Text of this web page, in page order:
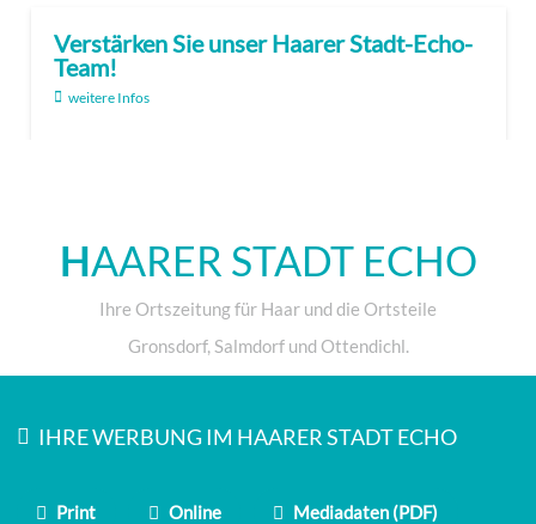
Verstärken Sie unser Haarer Stadt-Echo-
Team!
weitere Infos
HAARER STADT ECHO
Ihre Ortszeitung für Haar und die Ortsteile
Gronsdorf, Salmdorf und Ottendichl.
IHRE WERBUNG IM HAARER STADT ECHO
Print Online Mediadaten (PDF)